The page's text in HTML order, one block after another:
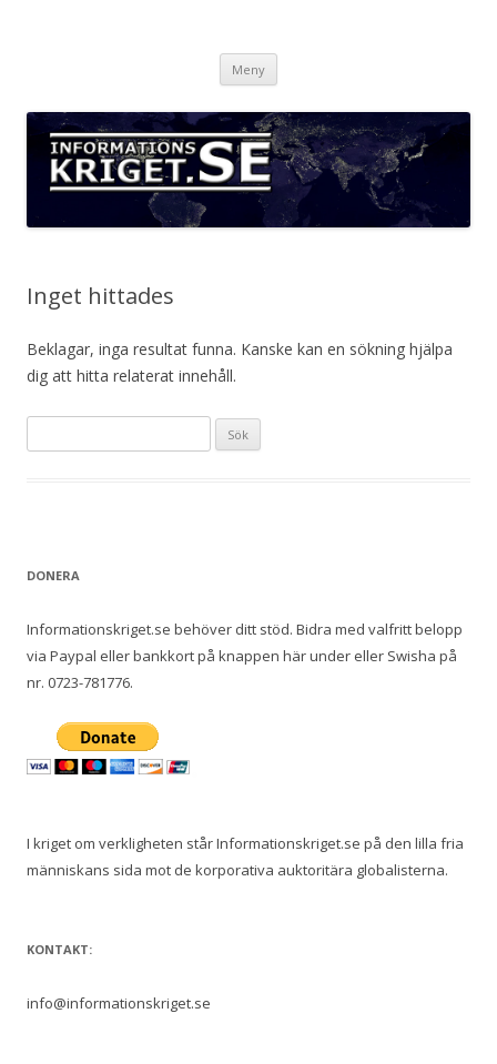
Meny
Inget hittades
Beklagar, inga resultat funna. Kanske kan en sökning hjälpa
dig att hitta relaterat innehåll.
efter:
DONERA
Informationskriget.se behöver ditt stöd. Bidra med valfritt belopp
via Paypal eller bankkort på knappen här under eller Swisha på
nr. 0723-781776.
I kriget om verkligheten står Informationskriget.se på den lilla fria
människans sida mot de korporativa auktoritära globalisterna.
KONTAKT:
info@informationskriget.se